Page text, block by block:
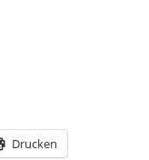
Drucken